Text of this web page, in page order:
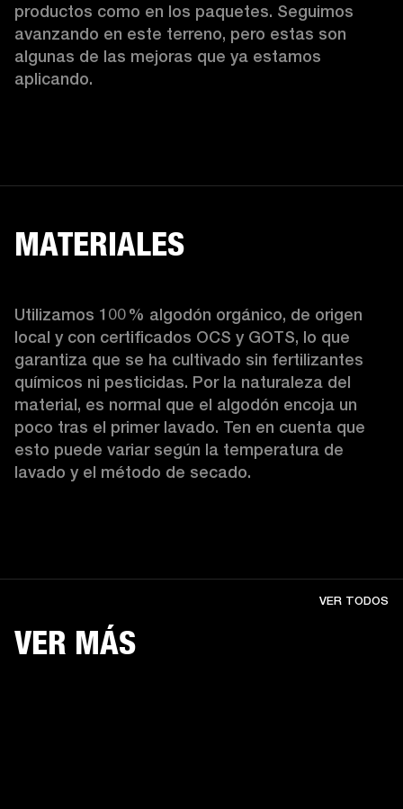
productos como en los paquetes. Seguimos
avanzando en este terreno, pero estas son
algunas de las mejoras que ya estamos
aplicando.
MATERIALES
Utilizamos 100 % algodón orgánico, de origen
local y con certificados OCS y GOTS, lo que
garantiza que se ha cultivado sin fertilizantes
químicos ni pesticidas. Por la naturaleza del
material, es normal que el algodón encoja un
poco tras el primer lavado. Ten en cuenta que
esto puede variar según la temperatura de
lavado y el método de secado.
VER MÁS
VER TODOS